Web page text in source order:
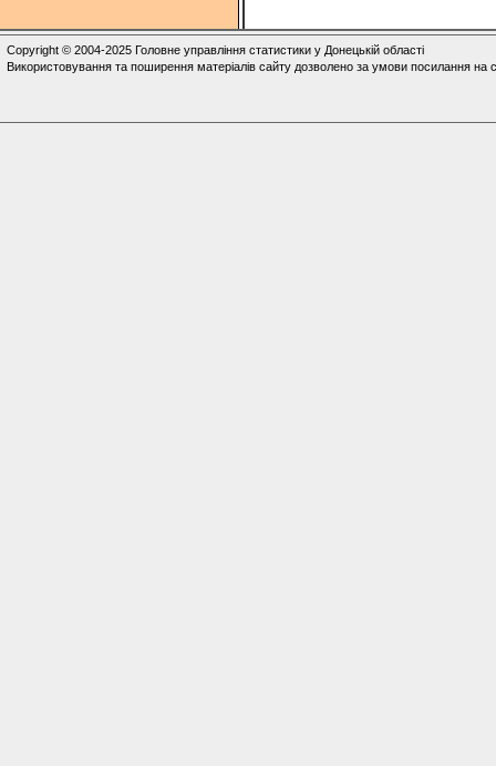
Copyright © 2004-2025 Головне управління статистики у Донецькій області
Використовування та поширення матеріалів сайту дозволено за умови посилання на